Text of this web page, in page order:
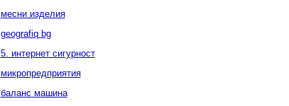
месни изделия
geografiq bg
5. интернет сигурност
микропредприятия
баланс машина